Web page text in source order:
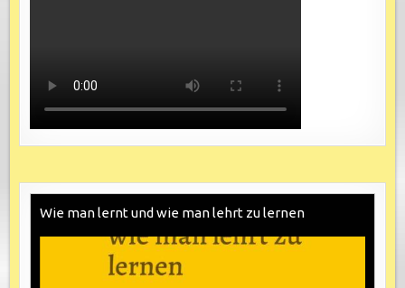
Wie man lernt und wie man lehrt zu lernen